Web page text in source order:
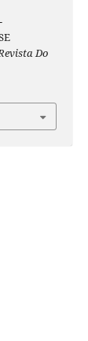
Do